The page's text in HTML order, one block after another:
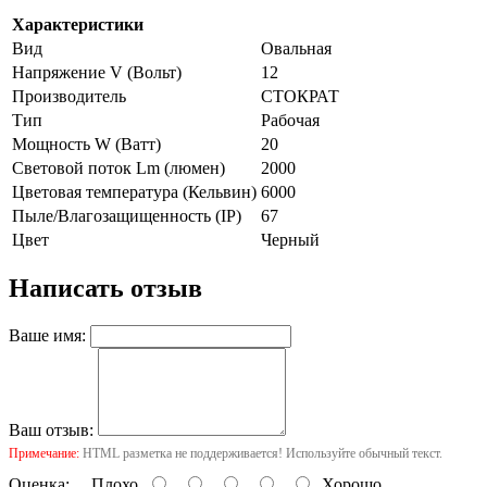
Характеристики
Вид
Овальная
Напряжение V (Вольт)
12
Производитель
СТОКРАТ
Тип
Рабочая
Мощность W (Ватт)
20
Световой поток Lm (люмен)
2000
Цветовая температура (Кельвин) 6000
Пыле/Влагозащищенность (IP)
67
Цвет
Черный
Написать отзыв
Ваше имя:
Ваш отзыв:
Примечание: HTML разметка не поддерживается! Используйте обычный текст.